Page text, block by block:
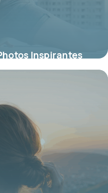
Inspirantes